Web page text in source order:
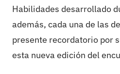
Habilidades desarrollado
además, cada una de las
presente recordatorio por
esta nueva edición del